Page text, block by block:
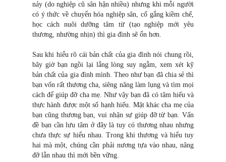
nảy (do nghiệp cũ sân hận nhiều) nhưng khi mỗi người
có ý thức về chuyển hóa nghiệp sân, cố gắng kiềm chế,
học cách nuôi dưỡng tâm từ (tạo nghiệp mới yêu
thương, nhường nhịn) thì gia đình sẽ ổn hơn.
Sau khi hiểu rõ cái bản chất của gia đình nói chung rồi,
bây giờ bạn ngồi lại lắng lòng suy ngẫm, xem xét kỹ
bản chất của gia đình mình. Theo như bạn đã chia sẻ thì
bạn vốn rất thương cha, siêng năng làm lụng và tìm mọi
cách để giúp đỡ cha mẹ. Như vậy bạn đã có tâm hiếu và
thực hành được một số hạnh hiếu. Mặt khác cha mẹ của
bạn cũng thương bạn, vui nhận sự giúp đỡ từ bạn. Vấn
đề bạn cần lưu tâm ở đây là tuy có thương nhau nhưng
chưa thực sự hiểu nhau. Trong khi thương và hiểu tuy
hai mà một, chúng cần phải nương tựa vào nhau, nâng
đỡ lẫn nhau thì mới bền vững.